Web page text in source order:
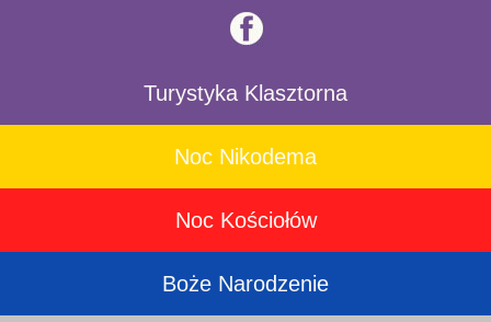
Turystyka Klasztorna
Noc Nikodema
Noc Kościołów
Boże Narodzenie